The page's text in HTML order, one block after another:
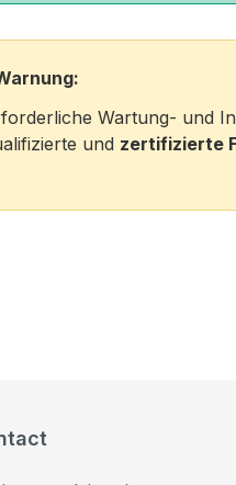
Wartung- und
und zertifizierte